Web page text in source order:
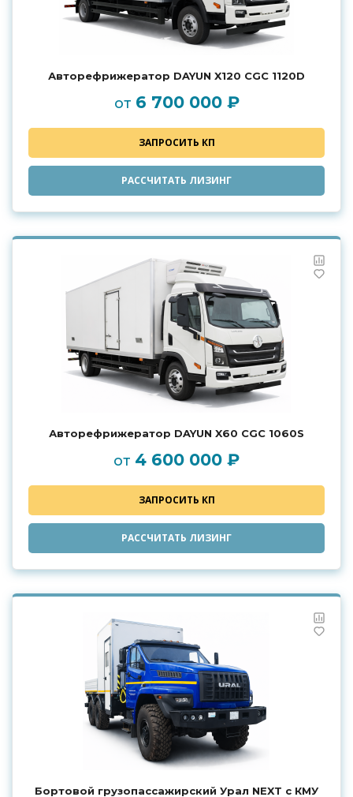
Авторефрижератор DAYUN X120 CGC 1120D
от 6 700 000 ₽
ЗАПРОСИТЬ КП
РАССЧИТАТЬ ЛИЗИНГ
Авторефрижератор DAYUN X60 CGC 1060S
от 4 600 000 ₽
ЗАПРОСИТЬ КП
РАССЧИТАТЬ ЛИЗИНГ
Бортовой грузопассажирский Урал NEXT с КМУ